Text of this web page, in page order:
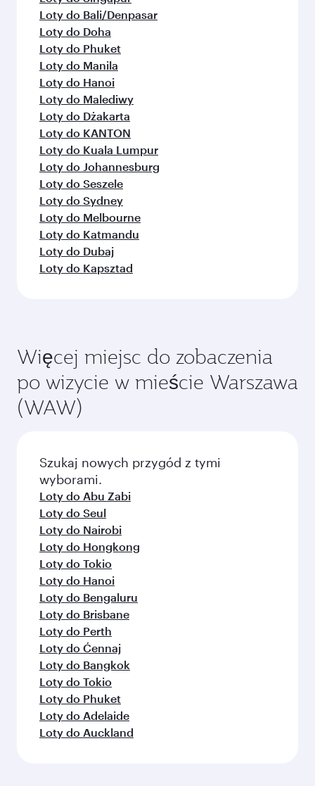
Loty do Bali/Denpasar
Loty do Doha
Loty do Phuket
Loty do Manila
Loty do Hanoi
Loty do Malediwy
Loty do Dżakarta
Loty do KANTON
Loty do Kuala Lumpur
Loty do Johannesburg
Loty do Seszele
Loty do Sydney
Loty do Melbourne
Loty do Katmandu
Loty do Dubaj
Loty do Kapsztad
Więcej miejsc do zobaczenia
po wizycie w mieście Warszawa
(WAW)
Szukaj nowych przygód z tymi
wyborami.
Loty do Abu Zabi
Loty do Seul
Loty do Nairobi
Loty do Hongkong
Loty do Tokio
Loty do Hanoi
Loty do Bengaluru
Loty do Brisbane
Loty do Perth
Loty do Ćennaj
Loty do Bangkok
Loty do Tokio
Loty do Phuket
Loty do Adelaide
Loty do Auckland